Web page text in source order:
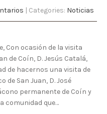
| Categories: Noticias
Con ocasión de la visita
de Coín, D. Jesús Catalá,
de hacernos una visita de
San Juan, D. José
permanente de Coín y
comunidad que…